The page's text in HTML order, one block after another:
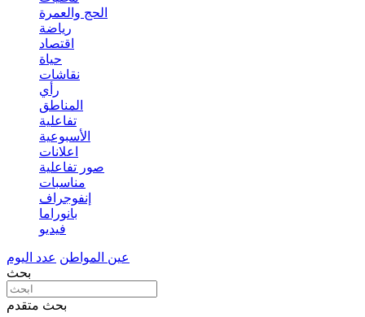
الحج والعمرة
رياضة
اقتصاد
حياة
نقاشات
رأي
المناطق
تفاعلية
الأسبوعية
اعلانات
صور تفاعلية
مناسبات
إنفوجراف
بانوراما
فيديو
عين المواطن عدد اليوم
بحث
بحث متقدم